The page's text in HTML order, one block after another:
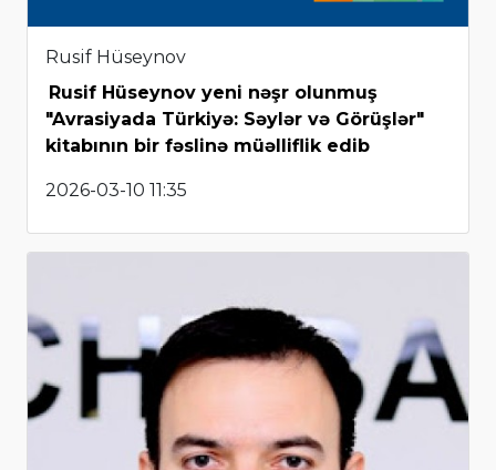
Rusif Hüseynov
Rusif Hüseynov yeni nəşr olunmuş
"Avrasiyada Türkiyə: Səylər və Görüşlər"
kitabının bir fəslinə müəlliflik edib
2026-03-10 11:35